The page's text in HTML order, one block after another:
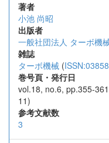
著者
小池 尚昭
出版者
一般社団法人 ターボ機
雑誌
ターボ機械 (
巻号頁・発行日
vol.18, no.6, pp.355-
11)
参考文献数
3